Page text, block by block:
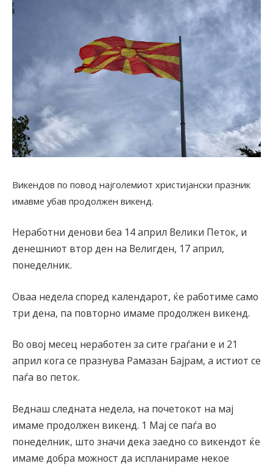
Викендов по повод најголемиот христијански празник
имавме убав продолжен викенд.
Неработни денови беа 14 април Велики Петок, и
денешниот втор ден на Велигден, 17 април,
понеделник.
Оваа недела според календарот, ќе работиме само
три дена, па повторно имаме продолжен викенд.
Во овој месец неработен за сите граѓани е и 21
април кога се празнува Рамазан Бајрам, а истиот се
паѓа во петок.
Веднаш следната недела, на почетокот на мај
имаме продолжен викенд. 1 Мај се паѓа во
понеделник, што значи дека заедно со викендот ќе
имаме добра можност да испланираме некое